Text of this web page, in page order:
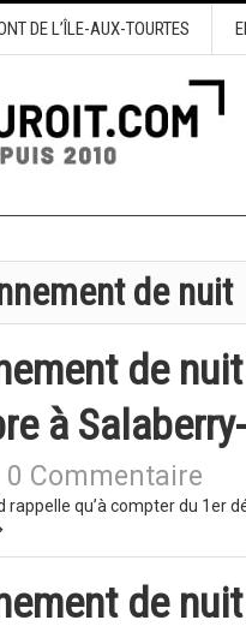
DE L’ÎLE-AUX-TOURTES
de nuit
de
à
0 Commentaire
rappelle qu’à compter du
de